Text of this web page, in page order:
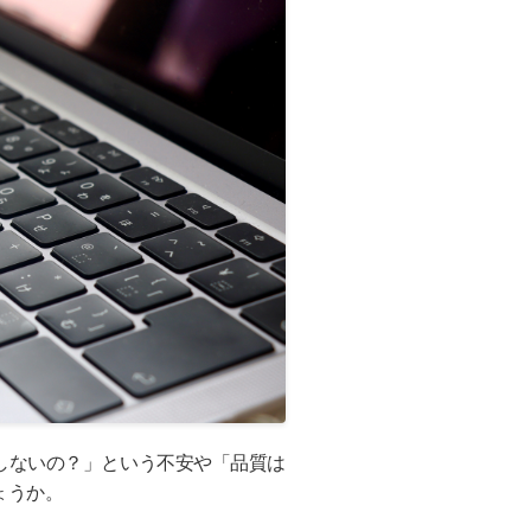
いの？」という不安や「品質は
か。